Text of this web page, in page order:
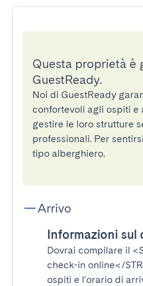
Questa proprietà è
GuestReady.
Noi di GuestReady
confortevoli agli ospiti e
gestire le loro strutture
professionali. Per
tipo alberghiero.
Arrivo
Informazioni sul
Dovrai compilare il
check-in online</
ospiti e l'orario di